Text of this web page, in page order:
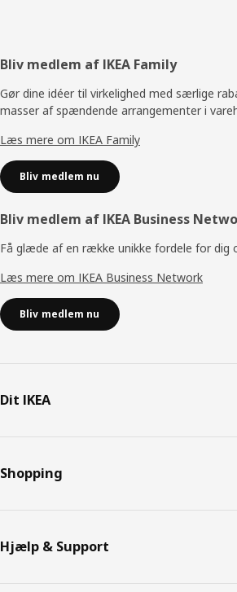
Footer
Bliv medlem af IKEA Family
Gør dine idéer til virkelighed med særlige
masser af spændende arrangementer i
Læs mere om IKEA Family
Bliv medlem nu
Bliv medlem af IKEA Business
Få glæde af en række unikke fordele for dig
Læs mere om IKEA Business Network
Bliv medlem nu
Dit IKEA
Shopping
Hjælp & Support